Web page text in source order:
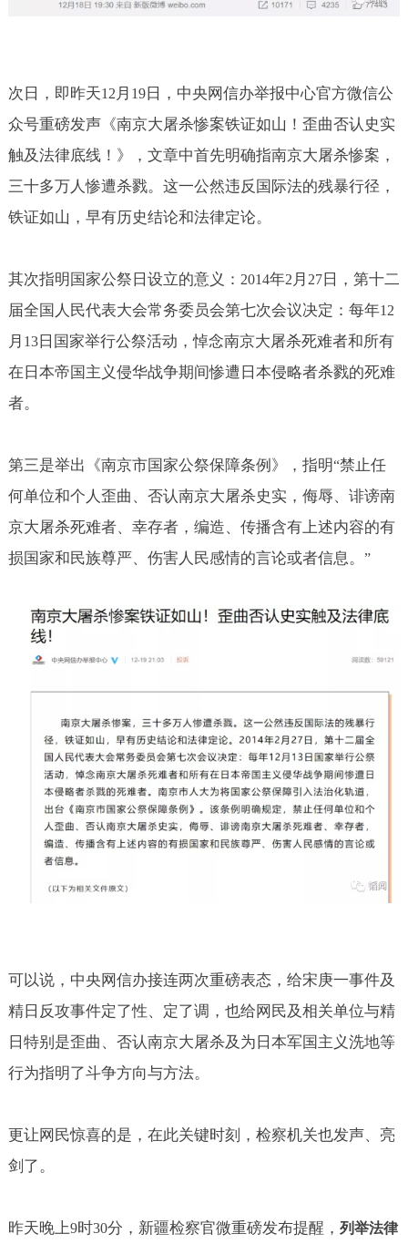
次日，即昨天12月 19日，中央网信办举报中心官方微信公
众号重磅发声《南京大屠杀惨案铁证如山！歪曲否认史实
触及法律底线！》，文章中首先明确指南京大屠杀惨案，
三十多万人惨遭杀戮。这一公然违反国际法的残暴行径，
铁证如山，早有历史结论和法律定论。
其次指明国家公祭日设立的意义： 2014年2月 27日，第十二
届全国人民代表大会常务委员会第七次会议决定：每年12
月 13日国家举行公祭活动，悼念南京大屠杀死难者和所有
在日本帝国主义侵华战争期间惨遭日本侵略者杀戮的死难
者。
第三是举出《南京市国家公祭保障条例》，指明“禁止任
何单位和个人歪曲、否认南京大屠杀史实，侮辱、诽谤南
京大屠杀死难者、幸存者，编造、传播含有上述内容的有
损国家和民族尊严、伤害人民感情的言论或者信息。 ”
可以说，中央网信办接连两次重磅表态，给宋庚一事件及
精日反攻事件定了性、定了调，也给网民及相关单位与精
日特别是歪曲、否认南京大屠杀及为日本军国主义洗地等
行为指明了斗争方向与方法。
更让网民惊喜的是，在此关键时刻，检察机关也发声、亮
剑了。
昨天晚上9时30分，新疆检察官微重磅发布提醒， 列举法律